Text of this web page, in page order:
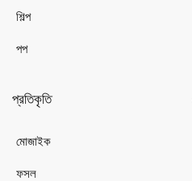
শিল্প
পপ
প্রতিকৃতি
মোজাইক
ফসল